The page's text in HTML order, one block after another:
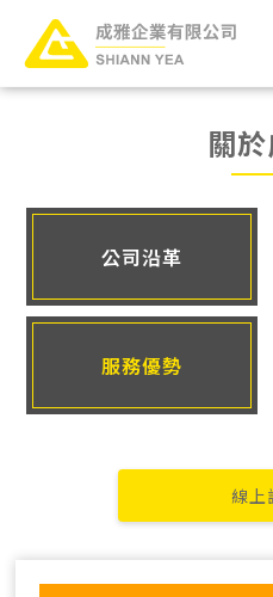
成雅
產品
人才
關
公司沿革
服務優勢
線上